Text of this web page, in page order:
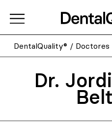
DentalQuality® / Doctores
Dr.